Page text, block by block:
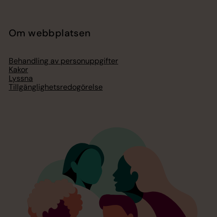
Om webbplatsen
Behandling av personuppgifter
Kakor
Lyssna
Tillgänglighetsredogörelse